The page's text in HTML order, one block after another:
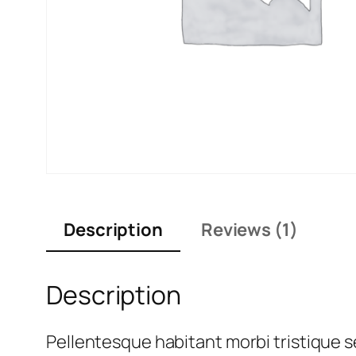
Description Reviews (1)
Description
Pellentesque habitant morbi tristique